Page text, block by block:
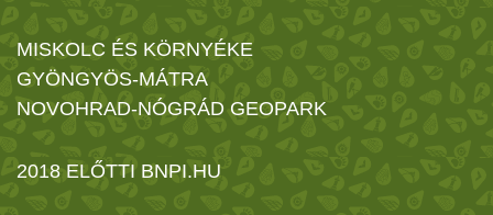
MISKOLC ÉS KÖRNYÉKE
GYÖNGYÖS-MÁTRA
NOVOHRAD-NÓGRÁD GEOPARK
2018 ELŐTTI BNPI.HU